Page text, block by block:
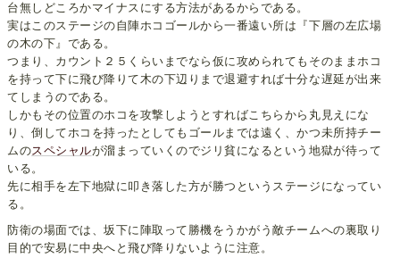
台無しどころかマイナスにする方法があるからである。
実はこのステージの自陣ホコゴールから一番遠い所は『下層の左広場
の木の下』である。
つまり、カウント２５くらいまでなら仮に攻められてもそのままホコ
を持って下に飛び降りて木の下辺りまで退避すれば十分な遅延が出来
てしまうのである。
しかもその位置のホコを攻撃しようとすればこちらから丸見えにな
り、倒してホコを持ったとしてもゴールまでは遠く、かつ未所持チー
ムのスペシャルが溜まっていくのでジリ貧になるという地獄が待って
いる。
先に相手を左下地獄に叩き落した方が勝つというステージになってい
る。
防衛の場面では、坂下に陣取って勝機をうかがう敵チームへの裏取り
目的で安易に中央へと飛び降りないように注意。